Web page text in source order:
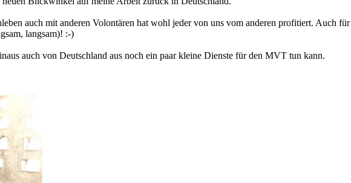
auch mit anderen Volontären hat wohl jeder von uns vom anderen profitiert. Auch
langsam)! :-)
auch von Deutschland aus noch ein paar kleine Dienste für den MVT tun kann.